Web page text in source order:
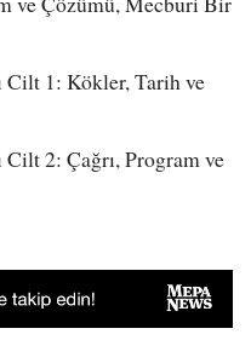
Cilt 1: Kökler, Tarih ve
2: Çağrı, Program ve